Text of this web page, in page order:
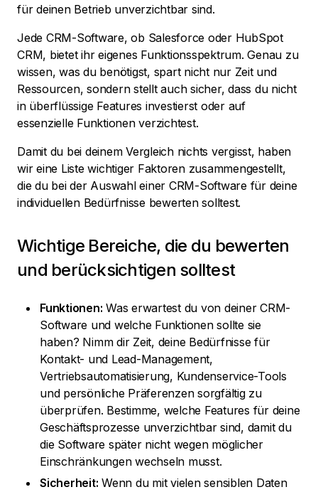
für deinen Betrieb unverzichtbar sind.
Jede CRM-Software, ob Salesforce oder HubSpot
CRM, bietet ihr eigenes Funktionsspektrum. Genau zu
wissen, was du benötigst, spart nicht nur Zeit und
Ressourcen, sondern stellt auch sicher, dass du nicht
in überflüssige Features investierst oder auf
essenzielle Funktionen verzichtest.
Damit du bei deinem Vergleich nichts vergisst, haben
wir eine Liste wichtiger Faktoren zusammengestellt,
die du bei der Auswahl einer CRM-Software für deine
individuellen Bedürfnisse bewerten solltest.
Wichtige Bereiche, die du bewerten
und berücksichtigen solltest
Funktionen: Was erwartest du von deiner CRM-
Software und welche Funktionen sollte sie
haben? Nimm dir Zeit, deine Bedürfnisse für
Kontakt- und Lead-Management,
Vertriebsautomatisierung, Kundenservice-Tools
und persönliche Präferenzen sorgfältig zu
überprüfen. Bestimme, welche Features für deine
Geschäftsprozesse unverzichtbar sind, damit du
die Software später nicht wegen möglicher
Einschränkungen wechseln musst.
Sicherheit: Wenn du mit vielen sensiblen Daten